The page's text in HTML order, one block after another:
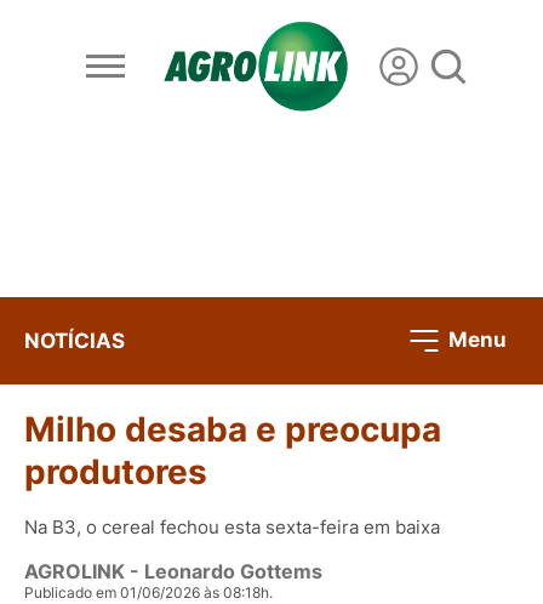
NOTÍCIAS Menu
Milho desaba e preocupa
produtores
Na B3, o cereal fechou esta sexta-feira em baixa
AGROLINK - Leonardo Gottems
Publicado em 01/06/2026 às 08:18h.